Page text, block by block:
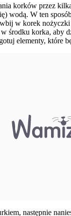
korków przez
wodą. W ten
w korek nożyczki
środku korka, aby
elementy, które
następnie